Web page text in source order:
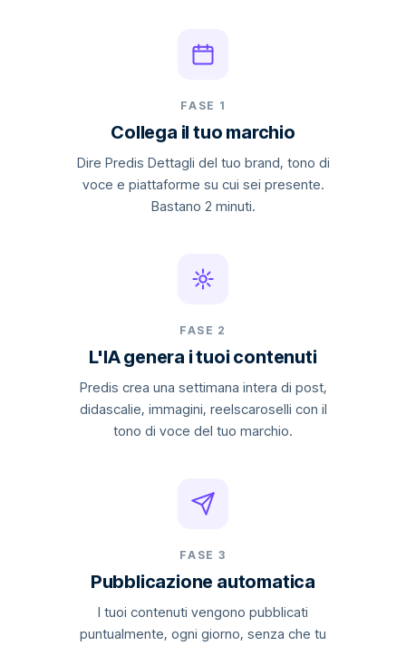
FASE 1
Collega il tuo marchio
Dire Predis Dettagli del tuo brand, tono di
voce e piattaforme su cui sei presente.
Bastano 2 minuti.
FASE 2
L'IA genera i tuoi contenuti
Predis crea una settimana intera di post,
didascalie, immagini, reelscaroselli con il
tono di voce del tuo marchio.
FASE 3
Pubblicazione automatica
I tuoi contenuti vengono pubblicati
puntualmente, ogni giorno, senza che tu